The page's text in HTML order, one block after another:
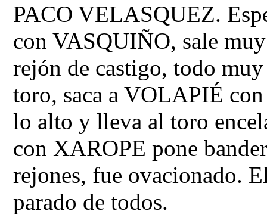
PACO VELASQUEZ.
con VASQUIÑO, sale
rejón de castigo, todo
toro, saca a VOLAPIÉ
lo alto y lleva al toro
con XAROPE pone
rejones, fue ovacionado.
parado de todos.